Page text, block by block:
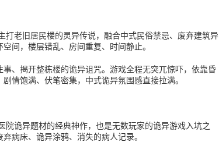
打老旧居民楼的灵异传说，融合中式民俗禁忌、废弃建筑异
间，楼层错乱、房间重复、时间静止。
、揭开整栋楼的诡异诅咒。游戏全程无突兀惊吓，依靠昏
情饱满、伏笔密集，中式诡异氛围感直接拉满。
院诡异题材的经典神作，也是无数玩家的诡异游戏入坑之
病床、诡异涂鸦、消失的病人记录。